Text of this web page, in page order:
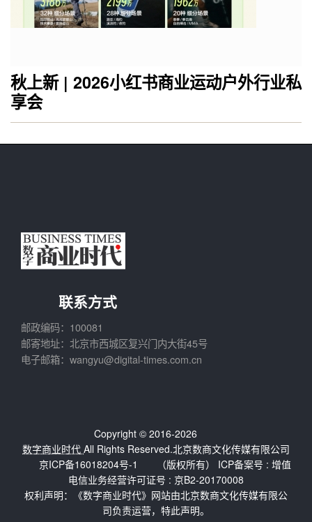
秋上新 | 2026小红书商业运动户外行业私
享会
联系方式
邮政编码：100081
邮寄地址：北京市西城区复兴门内大街45号
电子邮箱：wangyu@digital-times.com.cn
Copyright © 2016-2026
数字商业时代 All Rights Reserved.北京数商文化传媒有限公司
（版权所有） ICP备案号 :
京ICP备16018204号-1
增值
电信业务经营许可证号 : 京B2-20170008
权利声明：《数字商业时代》网站由北京数商文化传媒有限公
司负责运营，特此声明。